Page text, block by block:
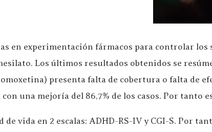
en experimentación fármacos para controlar
Los últimos resultados obtenidos se
presenta falta de cobertura o falta de
una mejoría del 86,7% de los casos. Por tanto
de vida en 2 escalas: ADHD-RS-IV y CGI-S. Por